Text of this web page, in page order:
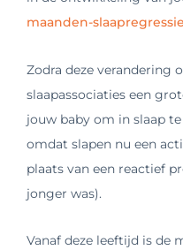
maanden-slaapregressie
Zodra deze verandering
slaapassociaties een
jouw baby om in slaap
omdat slapen nu een
plaats van een reactief
jonger was).
Vanaf deze leeftijd is de